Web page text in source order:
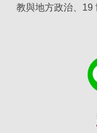
教與地方政治、19